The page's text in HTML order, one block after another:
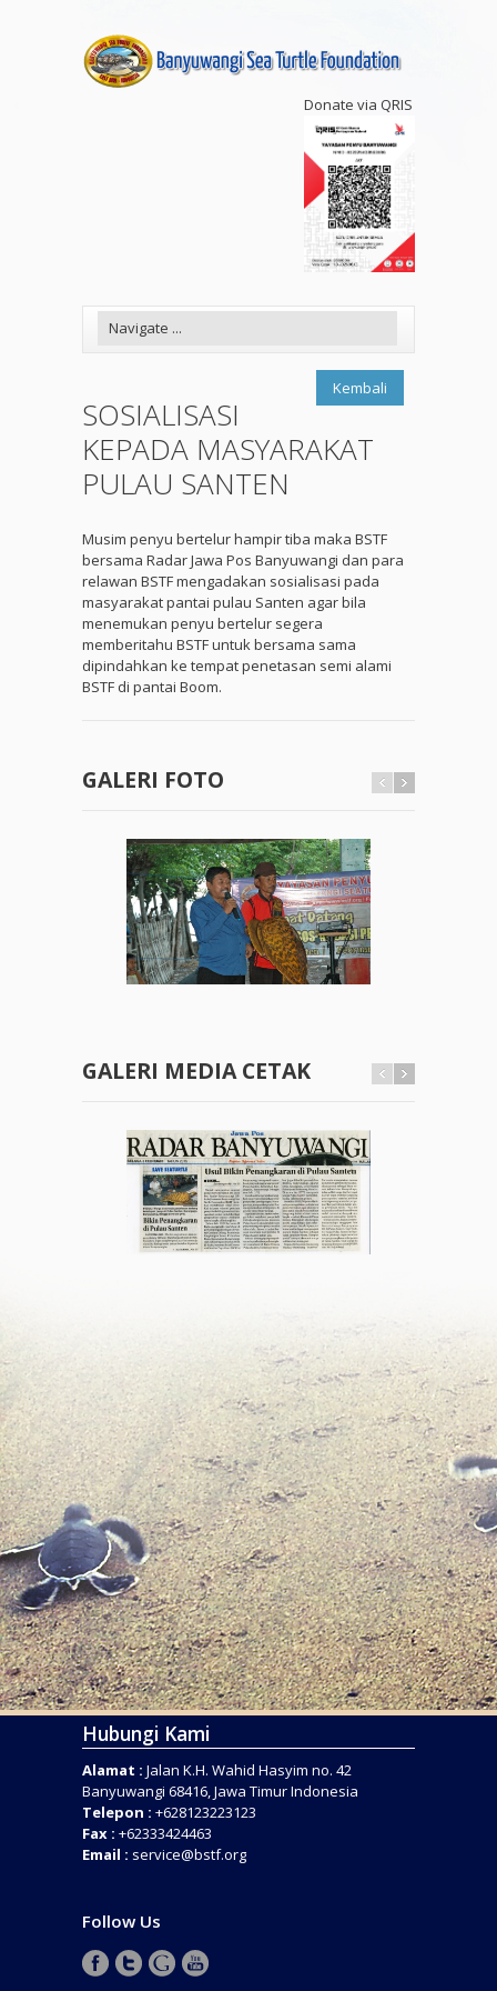
Donate via QRIS
Kembali
SOSIALISASI
KEPADA MASYARAKAT
PULAU SANTEN
Musim penyu bertelur hampir tiba maka BSTF
bersama Radar Jawa Pos Banyuwangi dan para
relawan BSTF mengadakan sosialisasi pada
masyarakat pantai pulau Santen agar bila
menemukan penyu bertelur segera
memberitahu BSTF untuk bersama sama
dipindahkan ke tempat penetasan semi alami
BSTF di pantai Boom.
GALERI FOTO
GALERI MEDIA CETAK
Hubungi Kami
Alamat : Jalan K.H. Wahid Hasyim no. 42
Banyuwangi 68416, Jawa Timur Indonesia
Telepon : +628123223123
Fax : +62333424463
Email : service@bstf.org
Follow Us